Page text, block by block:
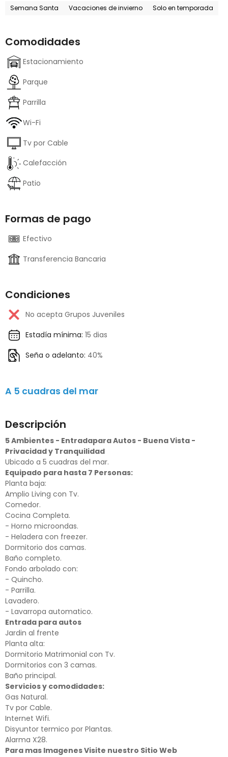
Semana Santa Vacaciones de invierno Solo en temporada
Comodidades
Estacionamiento
Parque
Parrilla
Wi-Fi
Tv por Cable
Calefacción
Patio
Formas de pago
Efectivo
Transferencia Bancaria
Condiciones
No acepta Grupos Juveniles
Estadía mínima: 15 dias
Seña o adelanto: 40%
A 5 cuadras del mar
Descripción
5 Ambientes - Entradapara Autos - Buena Vista -
Privacidad y Tranquilidad
Ubicado a 5 cuadras del mar.
Equipado para hasta 7 Personas:
Planta baja:
Amplio Living con Tv.
Comedor.
Cocina Completa.
- Horno microondas.
- Heladera con freezer.
Dormitorio dos camas.
Baño completo.
Fondo arbolado con:
- Quincho.
- Parrilla.
Lavadero.
- Lavarropa automatico.
Entrada para autos
Jardin al frente
Planta alta:
Dormitorio Matrimonial con Tv.
Dormitorios con 3 camas.
Baño principal.
Servicios y comodidades:
Gas Natural.
Tv por Cable.
Internet Wifi.
Disyuntor termico por Plantas.
Alarma X28.
Para mas Imagenes Visite nuestro Sitio Web